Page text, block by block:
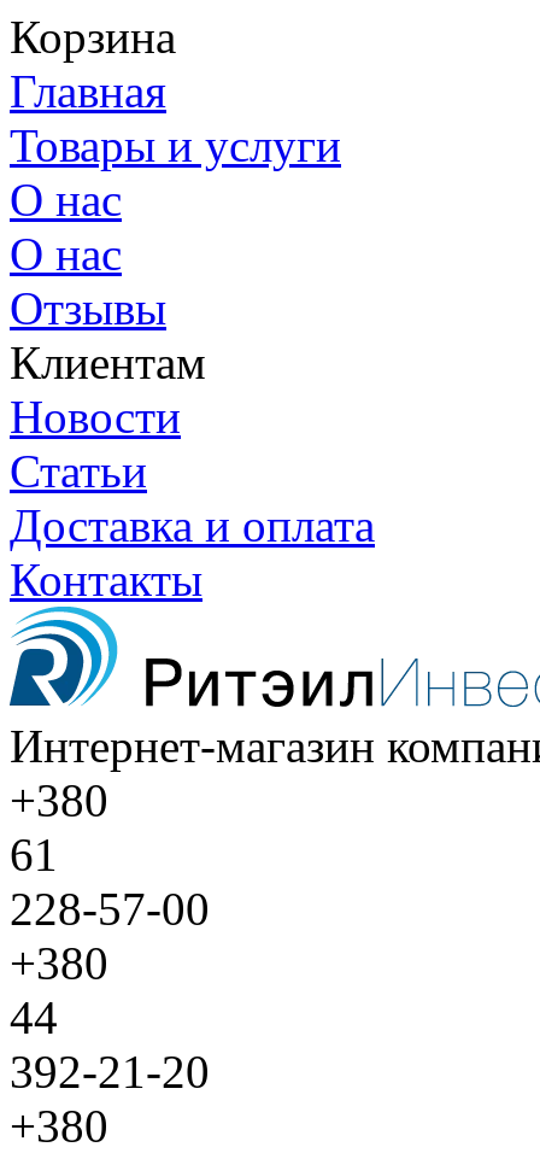
Корзина
Главная
Товары и услуги
О нас
О нас
Отзывы
Клиентам
Новости
Статьи
Доставка и оплата
Контакты
Интернет-магазин
+380
61
228-57-00
+380
44
392-21-20
+380